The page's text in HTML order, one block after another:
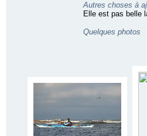
Autres choses à
Elle est pas belle
Quelques photos